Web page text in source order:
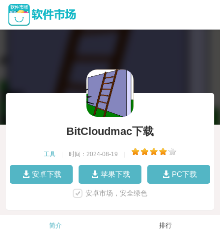
BitCloudmac下载
工具 时间：2024-08-19
安卓下载 苹果下载 PC下载
安卓市场，安全绿色
简介 排行